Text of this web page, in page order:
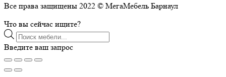
Все права защищены 2022 © МегаМебель Барнаул
Что вы сейчас ищите?
Поиск
товаров
Введите ваш запрос